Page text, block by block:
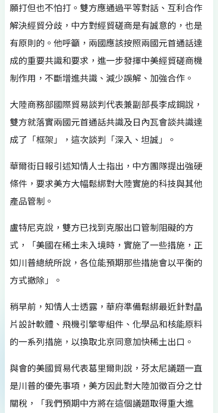
願打但也不怕打。雙方應通過平等對話、互利合作
解決經貿分歧，中方對經貿磋商是有誠意的，也是
有原則的。他呼籲，兩國應該按照兩國元首通話達
成的重要共識和要求，進一步發揮中美經貿磋商機
制作用，不斷增進共識、減少誤解、加強合作。
大陸商務部國際貿易談判代表兼副部長李成鋼說，
雙方就落實兩國元首通話共識及日內瓦會談共識達
成了「框架」，這次談判「深入、坦誠」。
華爾街日報引述知情人士指出，中方團隊提出強硬
條件，要求美方大幅鬆綁對大陸實施的科技與其他
產品管制。
盧特尼克說，雙方已找到克服出口管制阻礙的方
式，「美國在稀土未入境時，實施了一些措施，正
如川普總統所說，各位能預期那些措施會以平衡的
方式撤除」。
稍早前，知情人士透露，華府準備鬆綁最近針對晶
片設計軟體、飛機引擎零組件、化學品和核能原料
的一系列措施，以換取北京同意加快稀土出口。
與會的美國貿易代表葛里爾則說，芬太尼議題一直
是川普的優先事項，美方因此對大陸加徵百分之廿
關稅，「我們預期中方將在這個議題取得重大進